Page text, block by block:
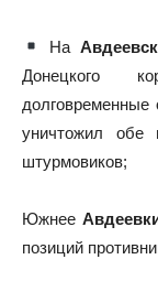
На
Донецкого
долговременные
уничтожил обе
штурмовиков;
Южнее
позиций